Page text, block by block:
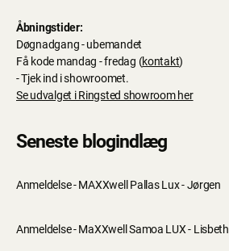
Åbningstider:
Døgnadgang - ubemandet
Få kode mandag - fredag (kontakt)
- Tjek ind i showroomet.
Se udvalget i Ringsted showroom her
Seneste blogindlæg
Anmeldelse - MAXXwell Pallas Lux - Jørgen
Anmeldelse - MaXXwell Samoa LUX - Lisbeth